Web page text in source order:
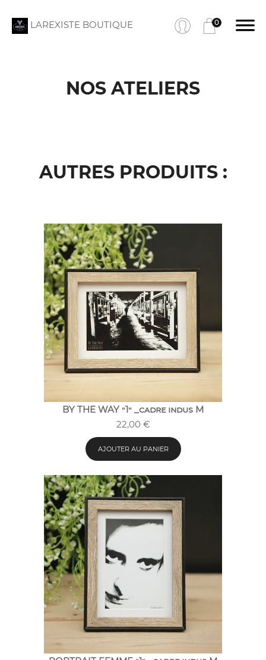
LAREXISTE BOUTIQUE 0
NOS ATELIERS
AUTRES PRODUITS :
BY THE WAY "1" _cadre indus M
22,00 €
AJOUTER AU PANIER